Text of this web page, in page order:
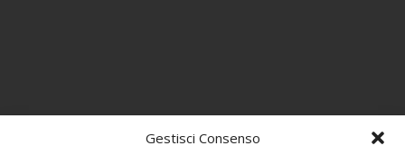
Gestisci Consenso